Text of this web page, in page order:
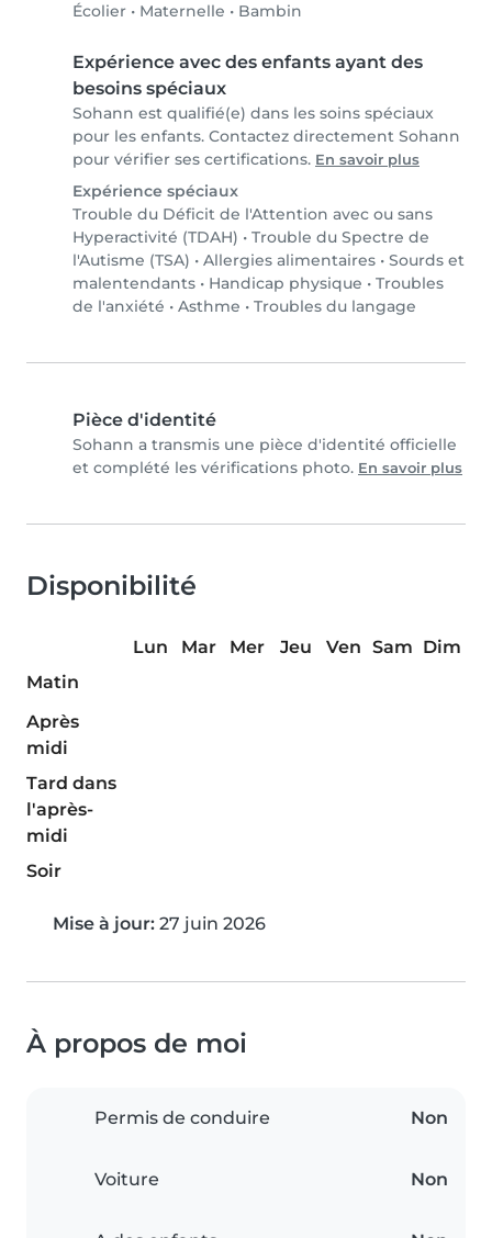
Écolier • Maternelle • Bambin
Expérience avec des enfants ayant des
besoins spéciaux
Sohann est qualifié(e) dans les soins spéciaux
pour les enfants. Contactez directement Sohann
pour vérifier ses certifications. En savoir plus
Expérience spéciaux
Trouble du Déficit de l'Attention avec ou sans
Hyperactivité (TDAH) • Trouble du Spectre de
l'Autisme (TSA) • Allergies alimentaires • Sourds et
malentendants • Handicap physique • Troubles
de l'anxiété • Asthme • Troubles du langage
Pièce d'identité
Sohann a transmis une pièce d'identité officielle
et complété les vérifications photo. En savoir plus
Disponibilité
Lun Mar Mer Jeu Ven Sam Dim
Matin
Après
midi
Tard dans
l'après-
midi
Soir
Mise à jour: 27 juin 2026
À propos de moi
Permis de conduire Non
Voiture Non